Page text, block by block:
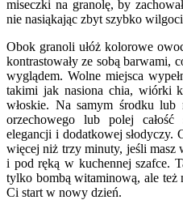
miseczki na granolę, by
nie nasiąkając zbyt szybko
Obok granoli ułóż kolorowe
kontrastowały ze sobą barwami,
wyglądem. Wolne miejsca
takimi jak nasiona chia, wiórki
włoskie. Na samym środku lub
orzechowego lub polej
elegancji i dodatkowej słodyczy.
więcej niż trzy minuty, jeśli masz
i pod ręką w kuchennej szafce.
tylko bombą witaminową, ale też
Ci start w nowy dzień.